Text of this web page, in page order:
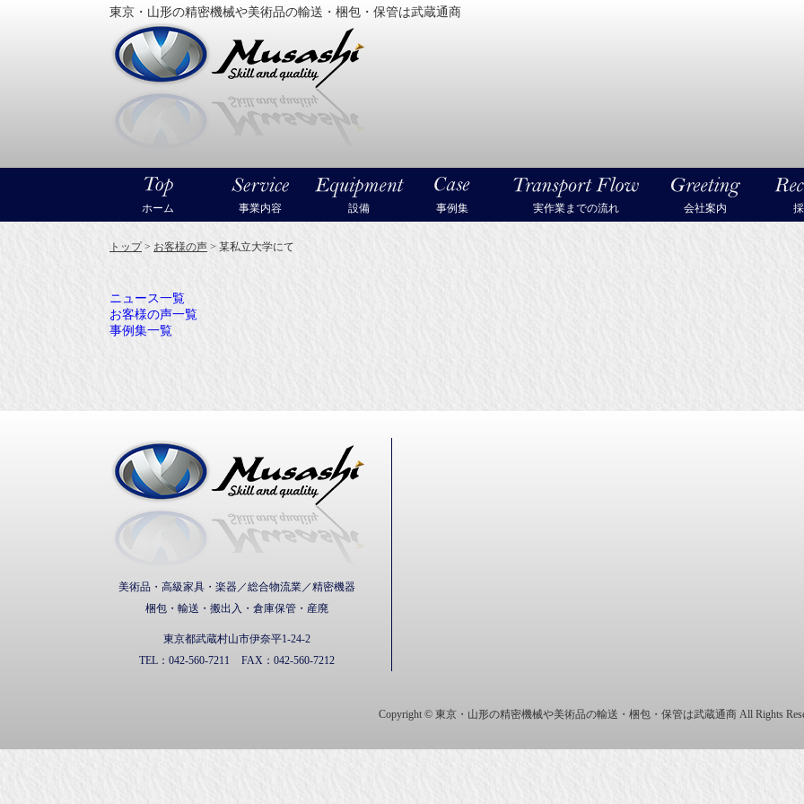
東京・山形の精密機械や美術品の輸送・梱包・保管は武蔵通商
ホーム 事業内容 設備 事例集 実作業までの流れ 会社案内
トップ> お客様の声 > 某私立大学にて
ニュース一覧
お客様の声一覧
事例集一覧
美術品・高級家具・楽器／総合物流業／精密機器
梱包・輸送・搬出入・倉庫保管・産廃
東京都武蔵村山市伊奈平1-24-2
TEL： 042-560-7211 FAX： 042-560-7212
Copyright © 東京・山形の精密機械や美術品の輸送・梱包・保管は武蔵通商 All Rights